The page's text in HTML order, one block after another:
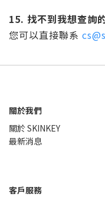
15. 找不到我想查詢
您可以直接聯系
關於我們
關於 SKINKEY
最新消息
客戶服務